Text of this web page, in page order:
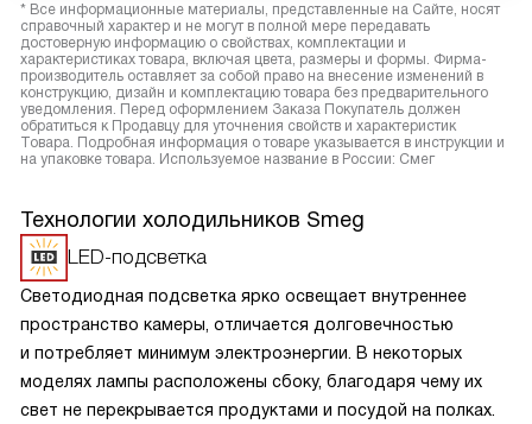
* Все информационные материалы, представленные на Сайте, носят
справочный характер и не могут в полной мере передавать
достоверную информацию о свойствах, комплектации и
характеристиках товара, включая цвета, размеры и формы. Фирма-
производитель оставляет за собой право на внесение изменений в
конструкцию, дизайн и комплектацию товара без предварительного
уведомления. Перед оформлением Заказа Покупатель должен
обратиться к Продавцу для уточнения свойств и характеристик
Товара. Подробная информация о товаре указывается в инструкции и
на упаковке товара. Используемое название в России: Смег
Технологии холодильников Smeg
LED-подсветка
Светодиодная подсветка ярко освещает внутреннее
пространство камеры, отличается долговечностью
и потребляет минимум электроэнергии. В некоторых
моделях лампы расположены сбоку, благодаря чему их
свет не перекрывается продуктами и посудой на полках.